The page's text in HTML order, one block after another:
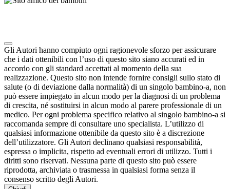
Gli Autori hanno compiuto ogni ragionevole sforzo per assicurare
che i dati ottenibili con l’uso di questo sito siano accurati ed in
accordo con gli standard accettati al momento della sua
realizzazione. Questo sito non intende fornire consigli sullo stato di
salute (o di deviazione dalla normalità) di un singolo bambino-a, non
può essere impiegato in alcun modo per la diagnosi di un problema
di crescita, né sostituirsi in alcun modo al parere professionale di un
medico. Per ogni problema specifico relativo al singolo bambino-a si
raccomanda sempre di consultare uno specialista. L’utilizzo di
qualsiasi informazione ottenibile da questo sito è a discrezione
dell’utilizzatore. Gli Autori declinano qualsiasi responsabilità,
espressa o implicita, rispetto ad eventuali errori di utilizzo. Tutti i
diritti sono riservati. Nessuna parte di questo sito può essere
riprodotta, archiviata o trasmessa in qualsiasi forma senza il
consenso scritto degli Autori.